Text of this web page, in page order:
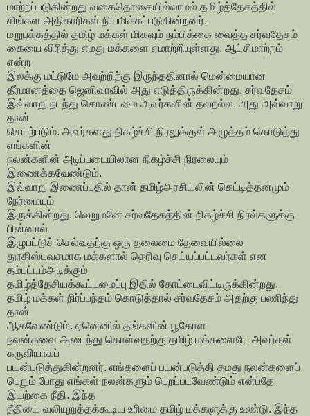
மாற்றப்படுகின்றது வகைதொகையில்லாமல் தமிழ்த்தேசத்தில்
சிங்கள அதிகாரிகள் நியமிக்கப்படுகின்றனர்.
மறுபக்கத்தில் தமிழ் மக்கள் மிகவும் நம்பிக்கை வைத்த சர்வதேசம்
கையை விரித்து எமது மக்களை ஏமாற்றியுள்ளது. ஆட்சிமாற்றம்
என்ற
இலக்கு மட்டுமே அவற்றிற்கு இருந்ததினால் மென்மையான
தீர்மானத்தை ஜெனிவாவில் அது எடுத்திருக்கின்றது. சர்வதேசம்
இவ்வாறு நடந்து கொண்டமை அவர்களின் தவறல்ல. அது அவ்வாறு
தான்
செயற்படும். அவர்களது நிகழ்ச்சி நிரலுக்குள் அழுத்தம் கொடுத்து
எங்களின்
நலன்களின் அடிப்படையிலான நிகழ்ச்சி நிரலையும்
இணைக்கவேண்டும்.
இவ்வாறு இணைப்பதில் தான் தமிழ்அரசியலின் கெட்டித்தனமும்
நேர்மையும்
இருக்கின்றது. வெறுமனே சர்வதேசத்தின் நிகழ்ச்சி நிரல்களுக்கு
பின்னால்
இழுபட்டுச் செல்வதற்கு ஒரு தலைமை தேவையில்லை
துரதிஸ்டவசமாக மக்களால் தெரிவு செய்யப்பட்டவர்கள் என
தம்பட்டம்அடிக்கும்
தமிழ்த்தேசியக்கூட்டமைப்பு இதில் கோட்டைவிட்டிருக்கின்றது.
தமிழ் மக்கள் நிர்ப்பந்தம் கொடுத்தால் சர்வதேசம் அதற்கு பணிந்து
தான்
ஆகவேண்டும். ஏனெனில் தங்களின் பூகோள
நலன்களை அடைந்து கொள்வதற்கு தமிழ் மக்களையே அவர்கள்
கருவியாகப்
பயன்படுத்துகின்றனர். எங்களைப் பயன்படுத்தி தமது நலன்களைப்
பெறும் போது எங்கள் நலன்களும் பெறப்படவேண்டும் என்பதே
இயற்கை நீதி. இந்த
நீதியை வலியுறுத்தக்கூடிய உரிமை தமிழ் மக்களுக்கு உண்டு. இந்த